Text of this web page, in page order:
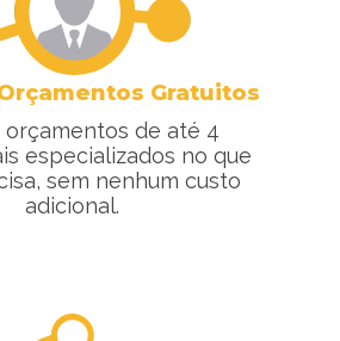
Gratuitos
orçamentos de até 4
especializados no que
sem nenhum custo
adicional.